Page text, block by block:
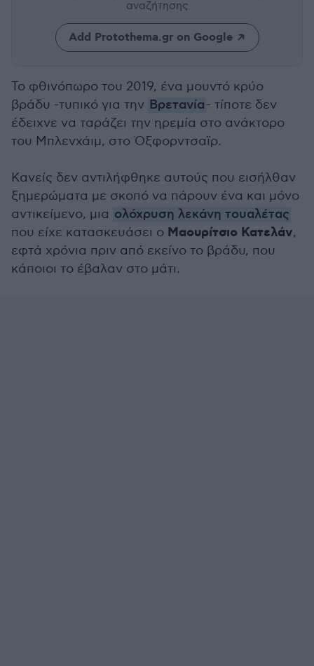
αναζήτησης
Add Protothema.gr on Google
Το φθινόπωρο του 2019, ένα μουντό κρύο
βράδυ -τυπικό για την Βρετανία- τίποτε δεν
έδειχνε να ταράζει την ηρεμία στο ανάκτορο
του Μπλενχάιμ, στο Όξφορντσαϊρ.
Κανείς δεν αντιλήφθηκε αυτούς που εισήλθαν
ξημερώματα με σκοπό να πάρουν ένα και μόνο
αντικείμενο, μια ολόχρυση λεκάνη τουαλέτας
που είχε κατασκευάσει ο Μαουρίτσιο Κατελάν,
εφτά χρόνια πριν από εκείνο το βράδυ, που
κάποιοι το έβαλαν στο μάτι.